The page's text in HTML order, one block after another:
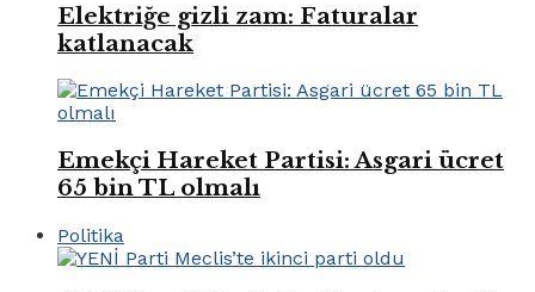
Elektriğe gizli zam: Faturalar
katlanacak
Emekçi Hareket Partisi: Asgari ücret
65 bin TL olmalı
Politika